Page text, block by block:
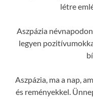
létre
Aszpázia
legyen
Aszpázia, ma a nap,
és reményekkel.